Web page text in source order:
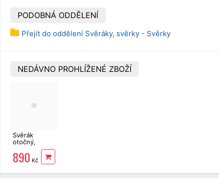
PODOBNÁ ODDĚLENÍ
Přejít do oddělení Svěráky, svěrky - Svěrky
NEDÁVNO PROHLÍŽENÉ ZBOŽÍ
Svěrák
otočný,
100mm,
EXTOL
890 Kč